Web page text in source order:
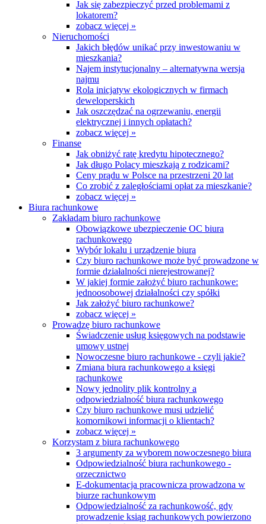
Jak się zabezpieczyć przed problemami z
lokatorem?
zobacz więcej »
Nieruchomości
Jakich błędów unikać przy inwestowaniu w
mieszkania?
Najem instytucjonalny – alternatywna wersja
najmu
Rola inicjatyw ekologicznych w firmach
deweloperskich
Jak oszczędzać na ogrzewaniu, energii
elektrycznej i innych opłatach?
zobacz więcej »
Finanse
Jak obniżyć ratę kredytu hipotecznego?
Jak długo Polacy mieszkają z rodzicami?
Ceny prądu w Polsce na przestrzeni 20 lat
Co zrobić z zaległościami opłat za mieszkanie?
zobacz więcej »
Biura rachunkowe
Zakładam biuro rachunkowe
Obowiązkowe ubezpieczenie OC biura
rachunkowego
Wybór lokalu i urządzenie biura
Czy biuro rachunkowe może być prowadzone w
formie działalności nierejestrowanej?
W jakiej formie założyć biuro rachunkowe:
jednoosobowej działalności czy spółki
Jak założyć biuro rachunkowe?
zobacz więcej »
Prowadzę biuro rachunkowe
Świadczenie usług księgowych na podstawie
umowy ustnej
Nowoczesne biuro rachunkowe - czyli jakie?
Zmiana biura rachunkowego a księgi
rachunkowe
Nowy jednolity plik kontrolny a
odpowiedzialność biura rachunkowego
Czy biuro rachunkowe musi udzielić
komornikowi informacji o klientach?
zobacz więcej »
Korzystam z biura rachunkowego
3 argumenty za wyborem nowoczesnego biura
Odpowiedzialność biura rachunkowego -
orzecznictwo
E-dokumentacja pracownicza prowadzona w
biurze rachunkowym
Odpowiedzialność za rachunkowość, gdy
prowadzenie ksiąg rachunkowych powierzono